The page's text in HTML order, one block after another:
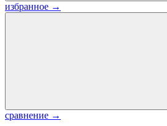
избранное →
сравнение →